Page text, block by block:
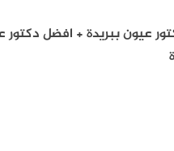
عيون ببريدة + افضل دكتور